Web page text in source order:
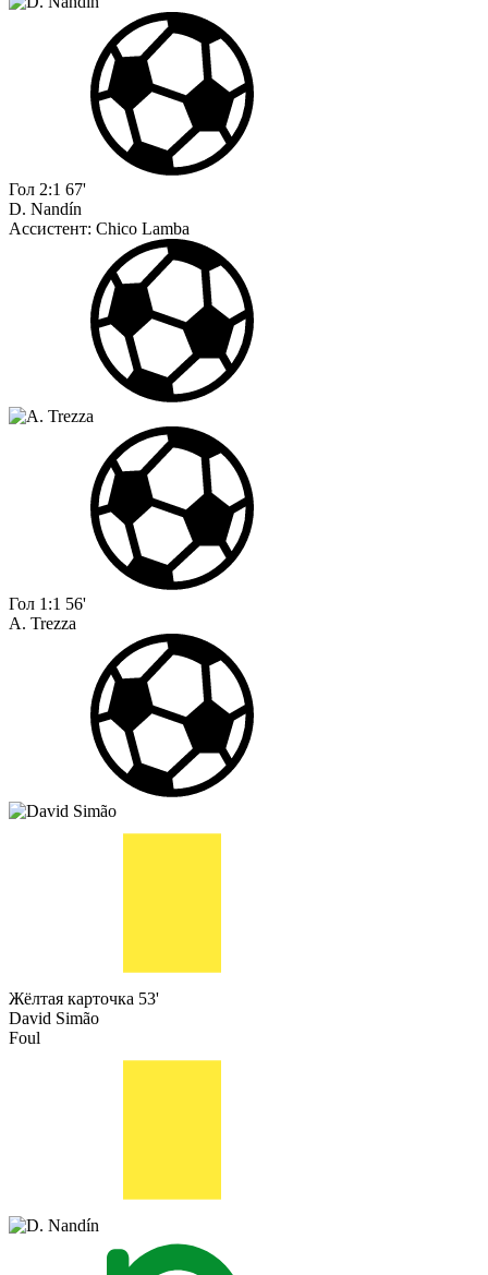
Гол 2:1 67'
D. Nandín
Ассистент: Chico Lamba
Гол 1:1 56'
A. Trezza
Жёлтая карточка 53'
David Simão
Foul